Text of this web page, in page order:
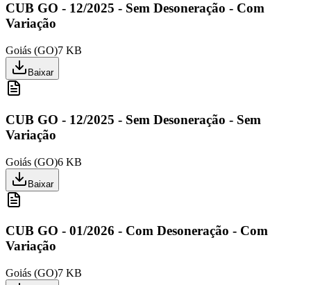
CUB GO - 12/2025 - Sem Desoneração - Com
Variação
Goiás (GO)7 KB
Baixar
CUB GO - 12/2025 - Sem Desoneração - Sem
Variação
Goiás (GO)6 KB
Baixar
CUB GO - 01/2026 - Com Desoneração - Com
Variação
Goiás (GO)7 KB